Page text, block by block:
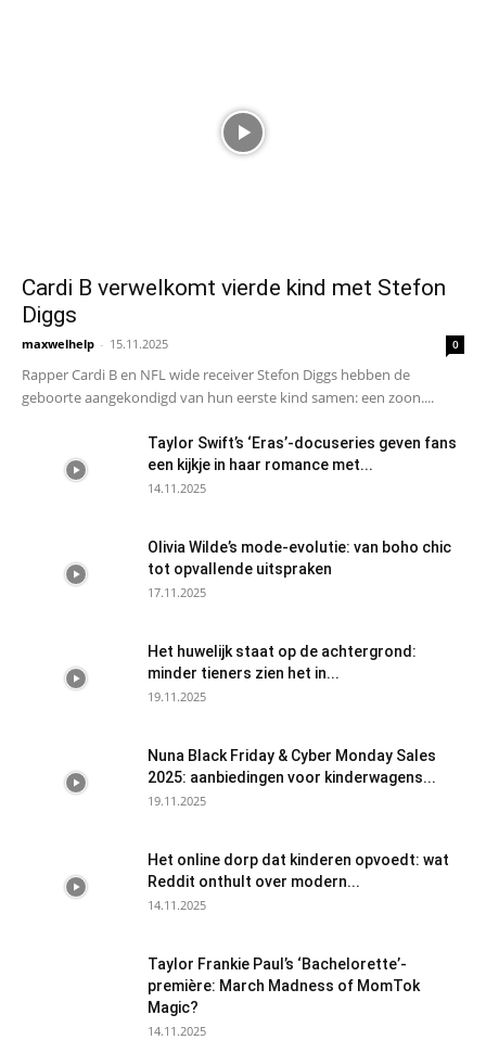
Cardi B verwelkomt vierde kind met Stefon
Diggs
maxwelhelp - 15.11.2025 0
Rapper Cardi B en NFL wide receiver Stefon Diggs hebben de
geboorte aangekondigd van hun eerste kind samen: een zoon....
Taylor Swift’s ‘Eras’-docuseries geven fans
een kijkje in haar romance met...
14.11.2025
Olivia Wilde’s mode-evolutie: van boho chic
tot opvallende uitspraken
17.11.2025
Het huwelijk staat op de achtergrond:
minder tieners zien het in...
19.11.2025
Nuna Black Friday & Cyber Monday Sales
2025: aanbiedingen voor kinderwagens...
19.11.2025
Het online dorp dat kinderen opvoedt: wat
Reddit onthult over modern...
14.11.2025
Taylor Frankie Paul’s ‘Bachelorette’-
première: March Madness of MomTok
Magic?
14.11.2025